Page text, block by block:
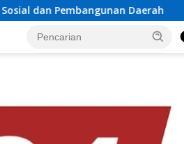
Rayakan Semangat